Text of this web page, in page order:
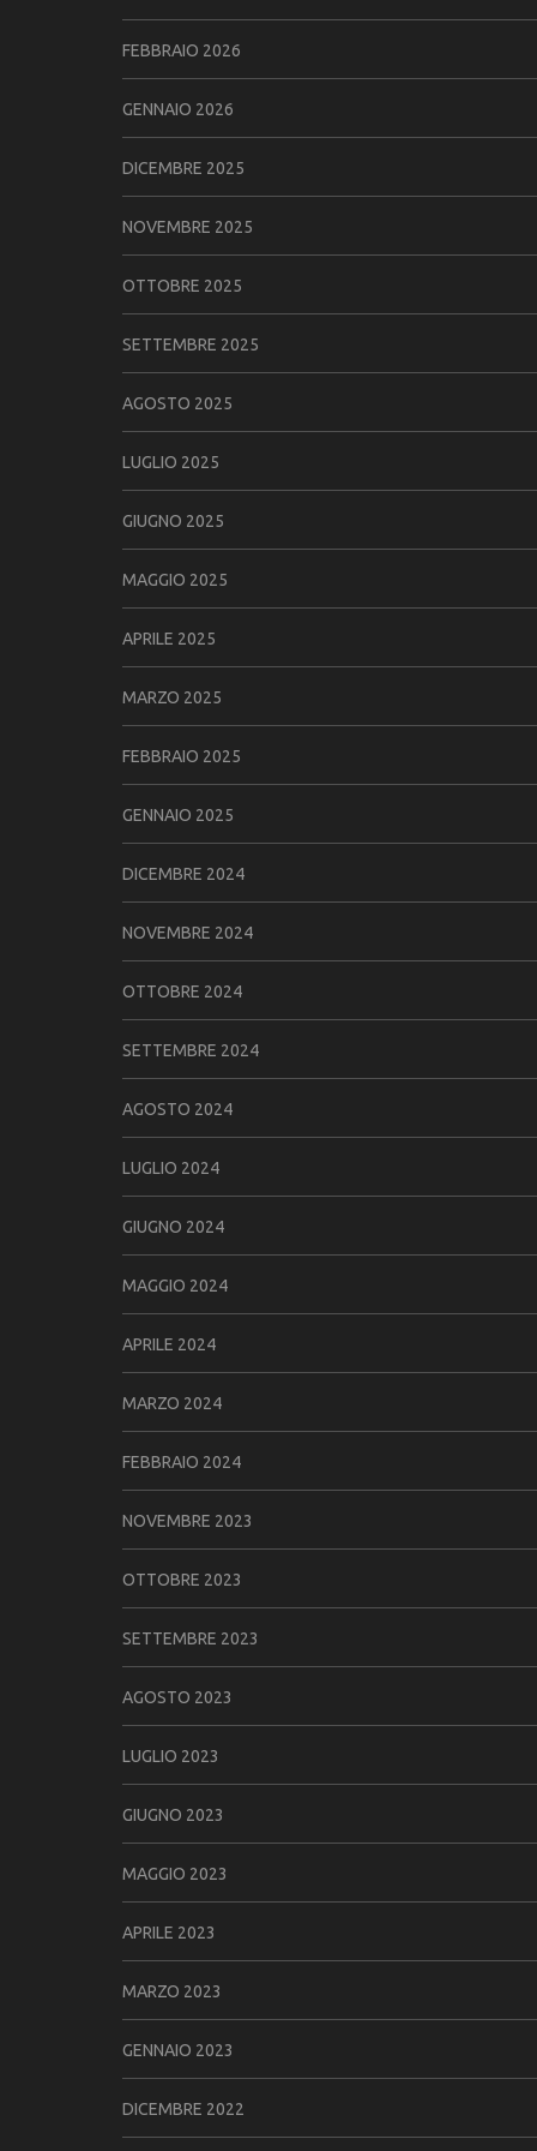
FEBBRAIO 2026
GENNAIO 2026
DICEMBRE 2025
NOVEMBRE 2025
OTTOBRE 2025
SETTEMBRE 2025
AGOSTO 2025
LUGLIO 2025
GIUGNO 2025
MAGGIO 2025
APRILE 2025
MARZO 2025
FEBBRAIO 2025
GENNAIO 2025
DICEMBRE 2024
NOVEMBRE 2024
OTTOBRE 2024
SETTEMBRE 2024
AGOSTO 2024
LUGLIO 2024
GIUGNO 2024
MAGGIO 2024
APRILE 2024
MARZO 2024
FEBBRAIO 2024
NOVEMBRE 2023
OTTOBRE 2023
SETTEMBRE 2023
AGOSTO 2023
LUGLIO 2023
GIUGNO 2023
MAGGIO 2023
APRILE 2023
MARZO 2023
GENNAIO 2023
DICEMBRE 2022